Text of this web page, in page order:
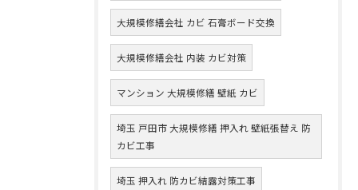
大規模修繕会社 カビ 石膏ボード交換
大規模修繕会社 内装 カビ対策
マンション 大規模修繕 壁紙 カビ
埼玉 戸田市 大規模修繕 押入れ 壁紙張替え 防
カビ工事
埼玉 押入れ 防カビ結露対策工事